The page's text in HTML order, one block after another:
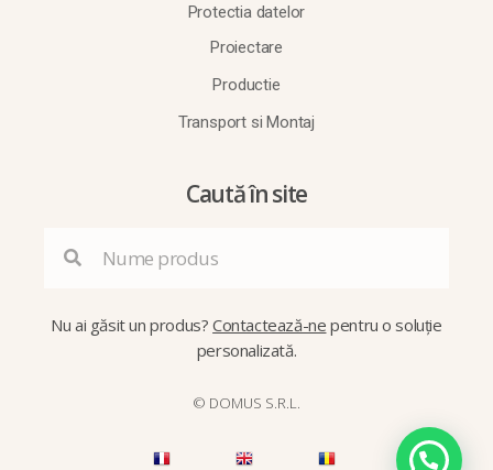
Protectia datelor
Proiectare
Productie
Transport si Montaj
Caută în site
Nu ai găsit un produs?Contactează-ne pentru o soluție
personalizată.
© DOMUS S.R.L.